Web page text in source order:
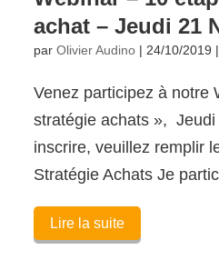
achat – Jeudi 21
parOlivier Audino | 24/10/2019
Venez participez à notre
stratégie achats »,
inscrire, veuillez remplir
Stratégie Achats Je
Lire la suite